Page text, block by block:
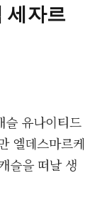
세자르
슬 유나이티드
엘데스마르케
슬을 떠날 생